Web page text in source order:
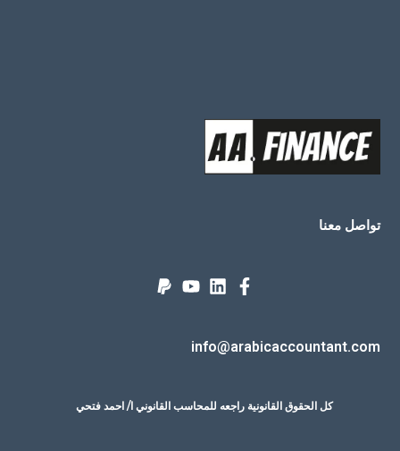
تواصل معنا
info@arabicaccountant.com
كل الحقوق القانونية راجعه للمحاسب القانوني ا/ احمد فتحي